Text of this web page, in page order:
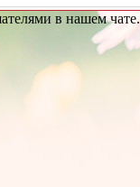
в нашем чате.